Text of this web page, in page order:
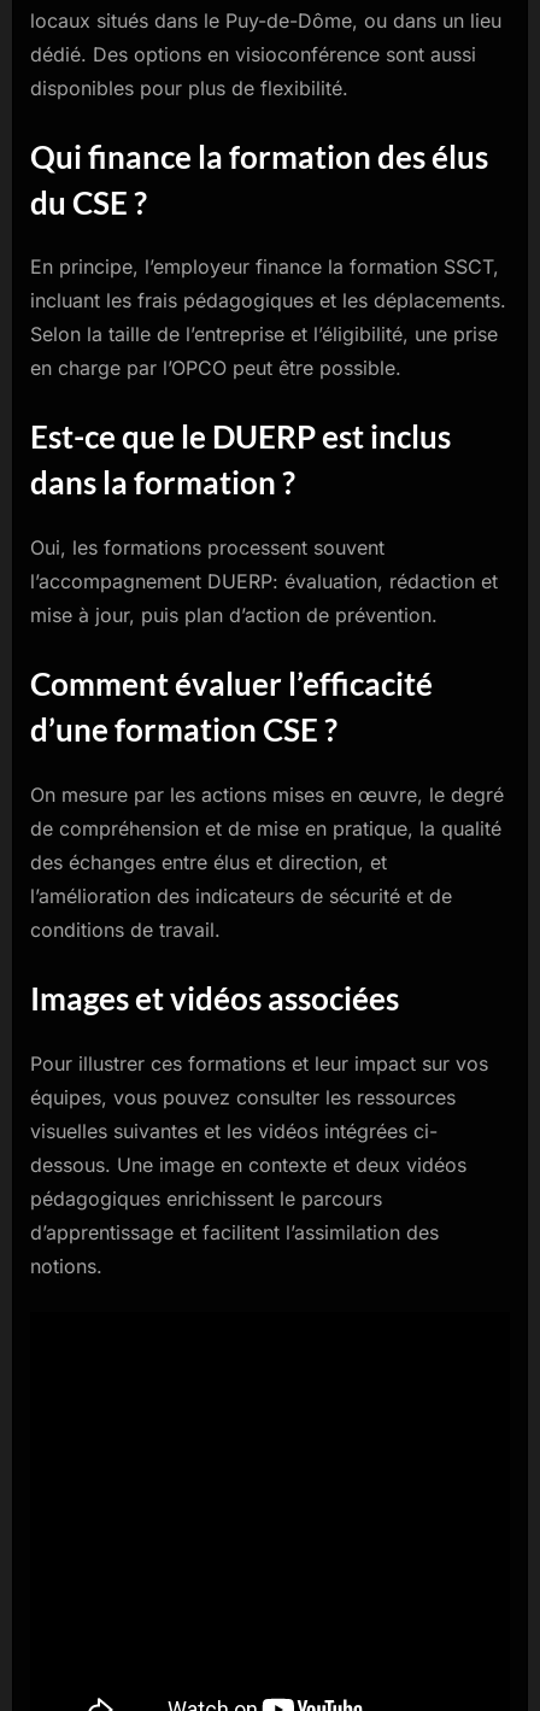
locaux situés dans le Puy-de-Dôme, ou dans un lieu
dédié. Des options en visioconférence sont aussi
disponibles pour plus de flexibilité.
Qui finance la formation des élus
du CSE ?
En principe, l’employeur finance la formation SSCT,
incluant les frais pédagogiques et les déplacements.
Selon la taille de l’entreprise et l’éligibilité, une prise
en charge par l’OPCO peut être possible.
Est-ce que le DUERP est inclus
dans la formation ?
Oui, les formations processent souvent
l’accompagnement DUERP: évaluation, rédaction et
mise à jour, puis plan d’action de prévention.
Comment évaluer l’efficacité
d’une formation CSE ?
On mesure par les actions mises en œuvre, le degré
de compréhension et de mise en pratique, la qualité
des échanges entre élus et direction, et
l’amélioration des indicateurs de sécurité et de
conditions de travail.
Images et vidéos associées
Pour illustrer ces formations et leur impact sur vos
équipes, vous pouvez consulter les ressources
visuelles suivantes et les vidéos intégrées ci-
dessous. Une image en contexte et deux vidéos
pédagogiques enrichissent le parcours
d’apprentissage et facilitent l’assimilation des
notions.